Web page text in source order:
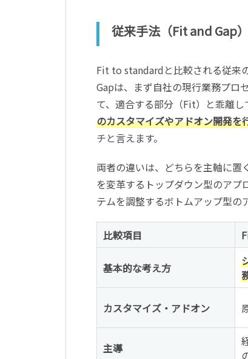
従来手法（Fit and Gap
Fit to standardと比較される従来
Gapは、まず自社の現行業務プロ
て、適合する部分（Fit）と乖離し
のカスタマイズやアドオン開発を
チと言えます。
両者の違いは、どちらを主軸に
を変革するトップダウン型のア
テムを調整するボトムアップ型の
比較項目
基本的な考え方
カスタマイズ・アドオン
主導